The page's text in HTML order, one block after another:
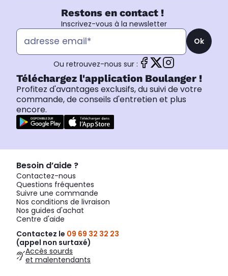
Restons en contact !
Inscrivez-vous à la newsletter
Ok
Ou retrouvez-nous sur :
Téléchargez l'application Boulanger !
Profitez d'avantages exclusifs, du suivi de votre
commande, de conseils d'entretien et plus
encore.
Besoin d’aide ?
Contactez-nous
Questions fréquentes
Suivre une commande
Nos conditions de livraison
Nos guides d'achat
Centre d'aide
Contactez le 09 69 32 32 23
(appel non surtaxé)
Accès sourds
et malentendants